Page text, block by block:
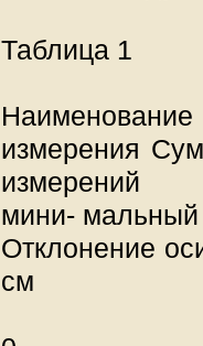
Таблица 1
измерения
измерений
мини-
Отклонение
см